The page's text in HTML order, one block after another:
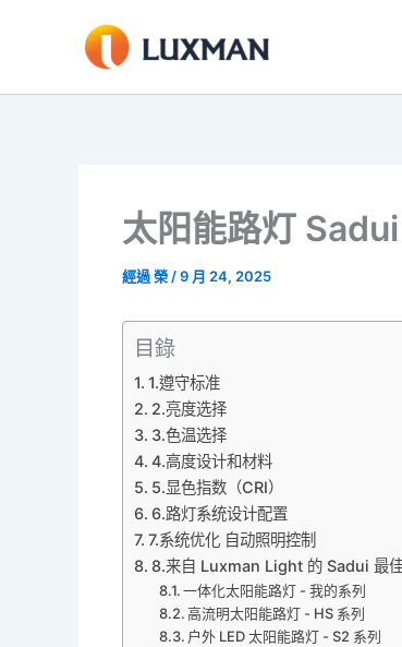
容
太阳能路灯
經過榮 /9 月 24, 2025
目錄
1.遵守标准
2.亮度选择
3.色温选择
4.高度设计和材料
5.显色指数（CRI）
6.路灯系统设计配置
7.系统优化 自动照明控制
8.来自 Luxman Light 的 Sadui 最
一体化太阳能路灯 - 我的系列
高流明太阳能路灯 - HS 系列
户外 LED 太阳能路灯 - S2 系列